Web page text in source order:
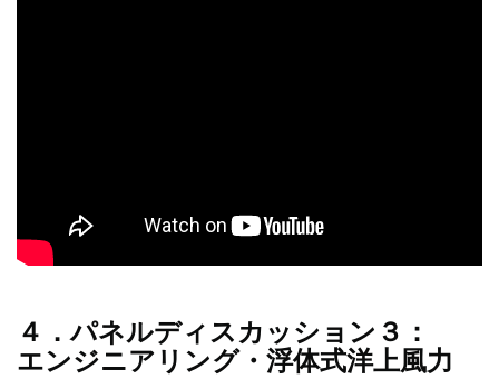
４．パネルディスカッション３：
エンジニアリング・浮体式洋上風力